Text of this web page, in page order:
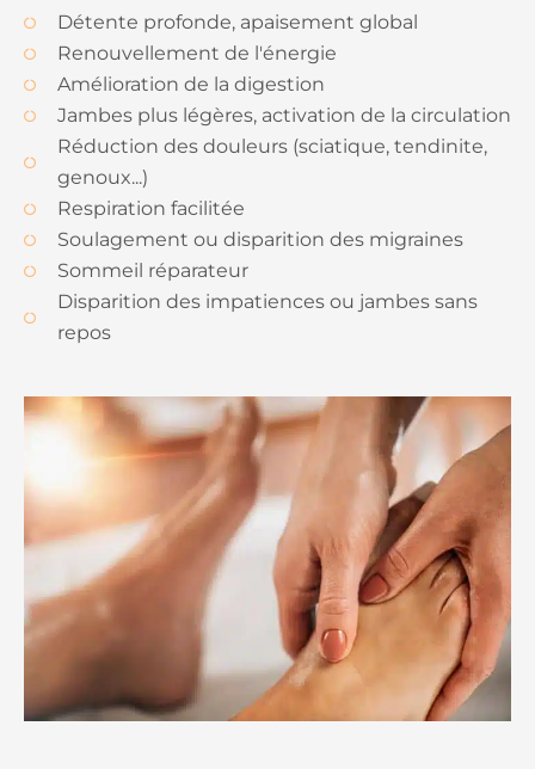
Détente profonde, apaisement global
Renouvellement de l'énergie
Amélioration de la digestion
Jambes plus légères, activation de la circulation
Réduction des douleurs (sciatique, tendinite,
genoux...)
Respiration facilitée
Soulagement ou disparition des migraines
Sommeil réparateur
Disparition des impatiences ou jambes sans
repos